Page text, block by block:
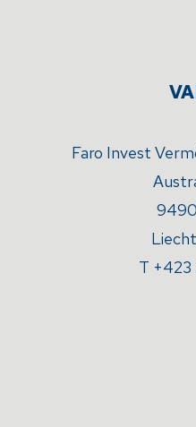
Faro Invest
T +423